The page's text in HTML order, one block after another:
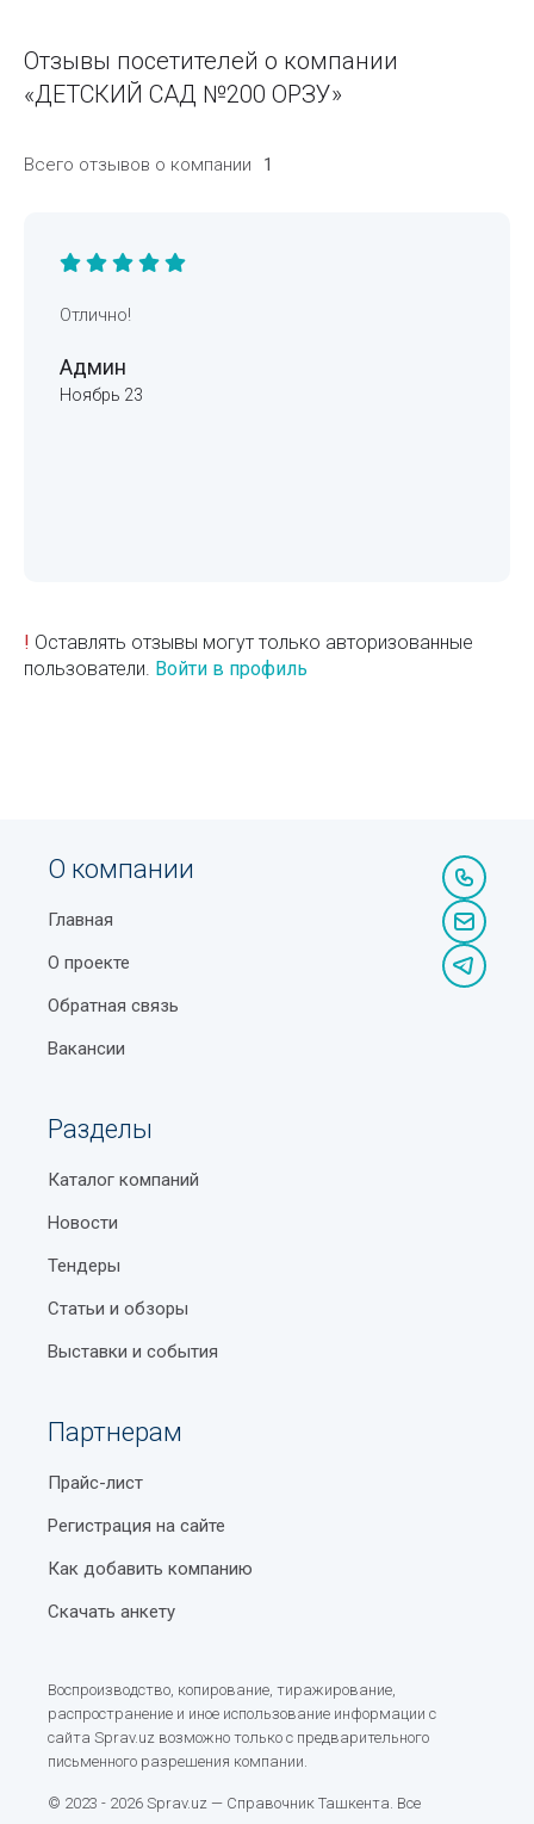
Отзывы посетителей о компании
«ДЕТСКИЙ САД №200 ОРЗУ»
Всего отзывов о компании 1
Отлично!
Админ
Ноябрь 23
! Оставлять отзывы могут только авторизованные
пользователи. Войти в профиль
О компании
Главная
О проекте
Обратная связь
Вакансии
Разделы
Каталог компаний
Новости
Тендеры
Статьи и обзоры
Выставки и события
Партнерам
Прайс-лист
Регистрация на сайте
Как добавить компанию
Скачать анкету
Воспроизводство, копирование, тиражирование,
распространение и иное использование информации с
сайта Sprav.uz возможно только с предварительного
письменного разрешения компании.
© 2023 - 2026 Sprav.uz — Справочник Ташкента. Все